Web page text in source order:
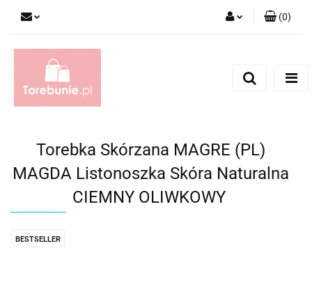
(0)
Torebka Skórzana MAGRE (PL)
MAGDA Listonoszka Skóra Naturalna
CIEMNY OLIWKOWY
BESTSELLER